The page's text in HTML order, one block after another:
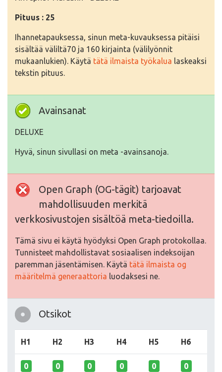
Pituus : 25
Ihannetapauksessa, sinun meta-kuvauksessa pitäisi
sisältää väliltä70 ja 160 kirjainta (välilyönnit
mukaanlukien). Käytä tätä ilmaista työkalua laskeaksi
tekstin pituus.
Avainsanat
DELUXE
Hyvä, sinun sivullasi on meta -avainsanoja.
Open Graph (OG-tägit) tarjoavat
mahdollisuuden merkitä
verkkosivustojen sisältöä meta-tiedoilla.
Tämä sivu ei käytä hyödyksi Open Graph protokollaa.
Tunnisteet mahdollistavat sosiaalisen indeksoijan
paremman jäsentämisen. Käytä tätä ilmaista og
määritelmä generaattoria luodaksesi ne.
Otsikot
H1 H2 H3 H4 H5 H6
0 0 0 0 0 0